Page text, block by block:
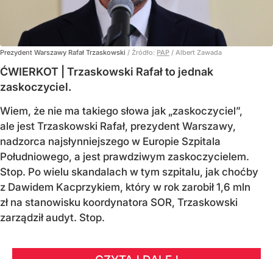
Prezydent Warszawy Rafał Trzaskowski / Źródło: PAP / Albert Zawada
ĆWIERKOT | Trzaskowski Rafał to jednak
zaskoczyciel.
Wiem, że nie ma takiego słowa jak „zaskoczyciel”,
ale jest Trzaskowski Rafał, prezydent Warszawy,
nadzorca najsłynniejszego w Europie Szpitala
Południowego, a jest prawdziwym zaskoczycielem.
Stop. Po wielu skandalach w tym szpitalu, jak choćby
z Dawidem Kacprzykiem, który w rok zarobił 1,6 mln
zł na stanowisku koordynatora SOR, Trzaskowski
zarządził audyt. Stop.